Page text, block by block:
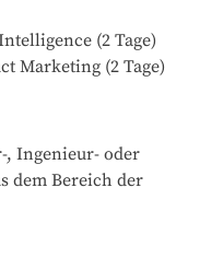
(2 Tage)
Marketing (2 Tage)
, Ingenieur- oder
dem Bereich der